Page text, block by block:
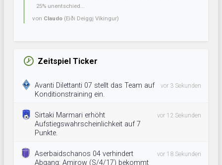
25% unentschied...
von Claudo (Eiði Deiggj Víkingur)
Zeitspiel Ticker
Avanti Dilettanti 07 stellt das Team auf
Konditionstraining ein.
vor 3 Sekunden
Sirtaki Marmari erhöht
Aufstiegswahrscheinlichkeit auf 7
Punkte.
vor 12 Sekunden
Aserbaidschanos 04 verhindert
Abgang: Amirow (S/4/17) bekommt
vor 18 Sekunden